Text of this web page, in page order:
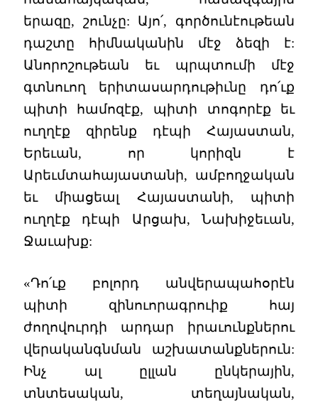
երազը, շունչը: Այո՛, գործունէութեան
դաշտը հիմնականին մէջ ձեզի է:
Անորոշութեան եւ պրպտումի մէջ
գտնուող երիտասարդութիւնը դո՛ւք
պիտի համոզէք, պիտի տոգորէք եւ
ուղղէք զիրենք դէպի Հայաստան,
Երեւան, որ կորիզն է
Արեւմտահայաստանի, ամբողջական
եւ միացեալ Հայաստանի, պիտի
ուղղէք դէպի Արցախ, Նախիջեւան,
Ջաւախք:
«Դո՛ւք բոլորդ անվերապահօրէն
պիտի զինուորագրուիք հայ
ժողովուրդի արդար իրաւունքներու
վերականգնման աշխատանքներուն:
Ինչ ալ ըլլան ընկերային,
տնտեսական, տեղայնական,